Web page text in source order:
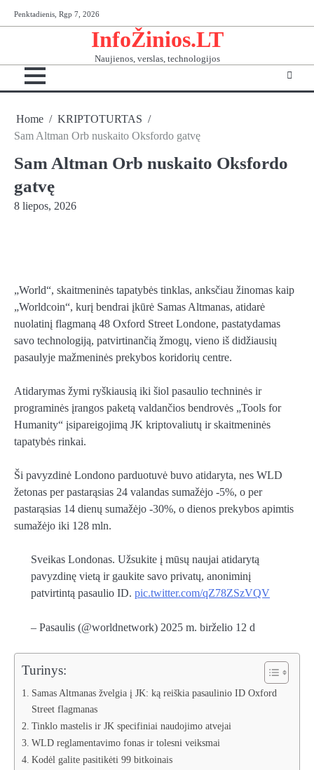
to
Penktadienis, Rgp 7, 2026
InfoŽinios.LT
Naujienos, verslas, technologijos
Home
KRIPTOTURTAS
Sam Altman Orb nuskaito Oksfordo gatvę
Sam Altman Orb nuskaito Oksfordo
gatvę
8 liepos, 2026
„World“, skaitmeninės tapatybės tinklas, anksčiau žinomas kaip
„Worldcoin“, kurį bendrai įkūrė Samas Altmanas, atidarė
nuolatinį flagmaną 48 Oxford Street Londone, pastatydamas
savo technologiją, patvirtinančią žmogų, vieno iš didžiausių
pasaulyje mažmeninės prekybos koridorių centre.
Atidarymas žymi ryškiausią iki šiol pasaulio techninės ir
programinės įrangos paketą valdančios bendrovės „Tools for
Humanity“ įsipareigojimą JK kriptovaliutų ir skaitmeninės
tapatybės rinkai.
Ši pavyzdinė Londono parduotuvė buvo atidaryta, nes WLD
žetonas per pastarąsias 24 valandas sumažėjo -5%, o per
pastarąsias 14 dienų sumažėjo -30%, o dienos prekybos apimtis
sumažėjo iki 128 mln.
Sveikas Londonas. Užsukite į mūsų naujai atidarytą
pavyzdinę vietą ir gaukite savo privatų, anoniminį
patvirtintą pasaulio ID. pic.twitter.com/qZ78ZSzVQV
– Pasaulis (@worldnetwork) 2025 m. birželio 12 d
Turinys:
Samas Altmanas žvelgia į JK: ką reiškia pasaulinio ID Oxford
Street flagmanas
Tinklo mastelis ir JK specifiniai naudojimo atvejai
WLD reglamentavimo fonas ir tolesni veiksmai
Kodėl galite pasitikėti 99 bitkoinais